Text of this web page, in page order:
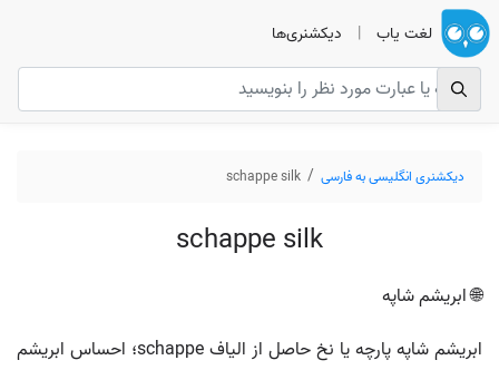
لغت یاب | دیکشنری‌ها
دیکشنری انگلیسی به فارسی schappe silk
schappe silk
🌐 ابریشم شاپه
ابریشم شاپه پارچه یا نخ حاصل از الیاف schappe؛ احساس ابریشم